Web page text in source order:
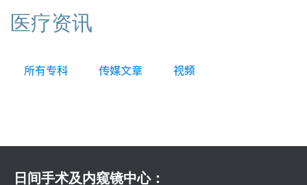
医疗资讯
所有专科 传媒文章 视频
日间手术及内窥镜中心：